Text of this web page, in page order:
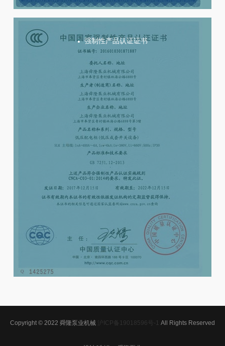
强制性产品认证证书
Copyright © 2022 舜隆泵业机械 沪ICP备19018596号-1 All Rights Reserved